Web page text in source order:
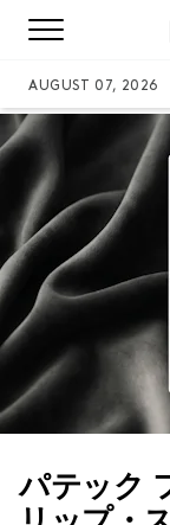
AUGUST 07, 2026
パテック